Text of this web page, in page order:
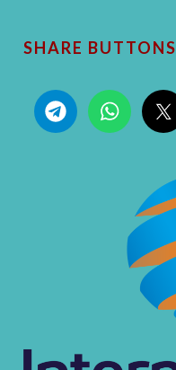
SHARE BUTTONS